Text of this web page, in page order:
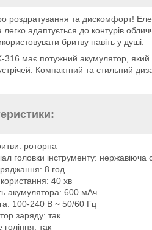
роздратування та дискомфорт!
адаптується до контурів
бритву навіть у душі.
316 має потужний акумулятор,
Компактний та стильний
роторна
головки інструменту: нержавіюча
8 год
40 хв
акумулятора: 600 мАч
100-240 В ~ 50/60 Гц
заряду: так
гоління: так